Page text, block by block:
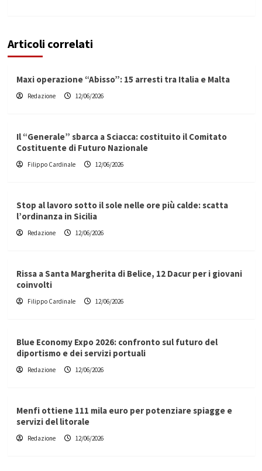
Articoli correlati
Maxi operazione “Abisso”: 15 arresti tra Italia e Malta
Redazione 12/06/2026
Il “Generale” sbarca a Sciacca: costituito il Comitato
Costituente di Futuro Nazionale
Filippo Cardinale 12/06/2026
Stop al lavoro sotto il sole nelle ore più calde: scatta
l’ordinanza in Sicilia
Redazione 12/06/2026
Rissa a Santa Margherita di Belice, 12 Dacur per i giovani
coinvolti
Filippo Cardinale 12/06/2026
Blue Economy Expo 2026: confronto sul futuro del
diportismo e dei servizi portuali
Redazione 12/06/2026
Menfi ottiene 111 mila euro per potenziare spiagge e
servizi del litorale
Redazione 12/06/2026